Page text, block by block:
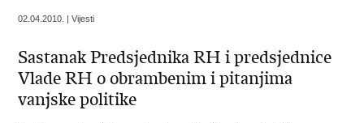
02.04.2010. | Vijesti
Sastanak Predsjednika RH i predsjednice
Vlade RH o obrambenim i pitanjima
vanjske politike